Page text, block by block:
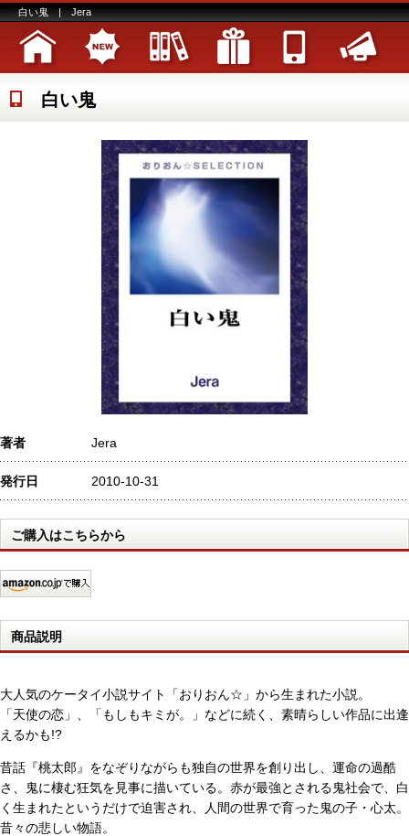
白い鬼 | Jera
白い鬼
著者 Jera
発行日 2010-10-31
ご購入はこちらから
商品説明
大人気のケータイ小説サイト「おりおん☆」から生まれた小説。
「天使の恋」、「もしもキミが。」などに続く、素晴らしい作品に出逢
えるかも!?
昔話『桃太郎』をなぞりながらも独自の世界を創り出し、運命の過酷
さ、鬼に棲む狂気を見事に描いている。赤が最強とされる鬼社会で、白
く生まれたというだけで迫害され、人間の世界で育った鬼の子・心太。
昔々の悲しい物語。